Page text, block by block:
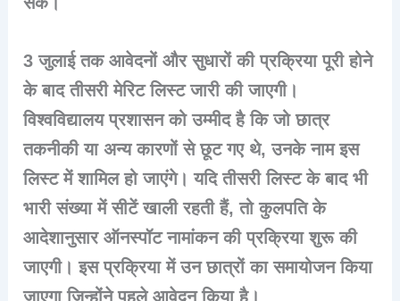
3 जुलाई तक आवेदनों और सुधारों की प्रक्रिया पूरी होने
के बाद तीसरी मेरिट लिस्ट जारी की जाएगी।
विश्वविद्यालय प्रशासन को उम्मीद है कि जो छात्र
तकनीकी या अन्य कारणों से छूट गए थे, उनके नाम इस
लिस्ट में शामिल हो जाएंगे। यदि तीसरी लिस्ट के बाद भी
भारी संख्या में सीटें खाली रहती हैं, तो कुलपति के
आदेशानुसार ऑनस्पॉट नामांकन की प्रक्रिया शुरू की
जाएगी। इस प्रक्रिया में उन छात्रों का समायोजन किया
जाएगा जिन्होंने पहले आवेदन किया है।